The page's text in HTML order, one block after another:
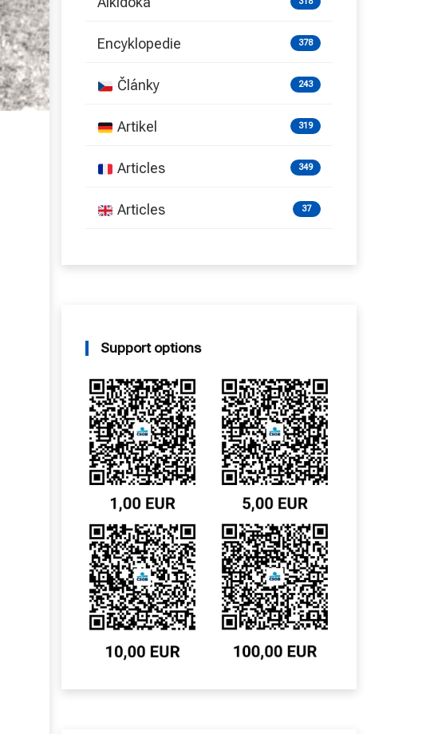
Encyklopedie 378
Články 243
Artikel 319
Articles 349
Articles 37
Support options